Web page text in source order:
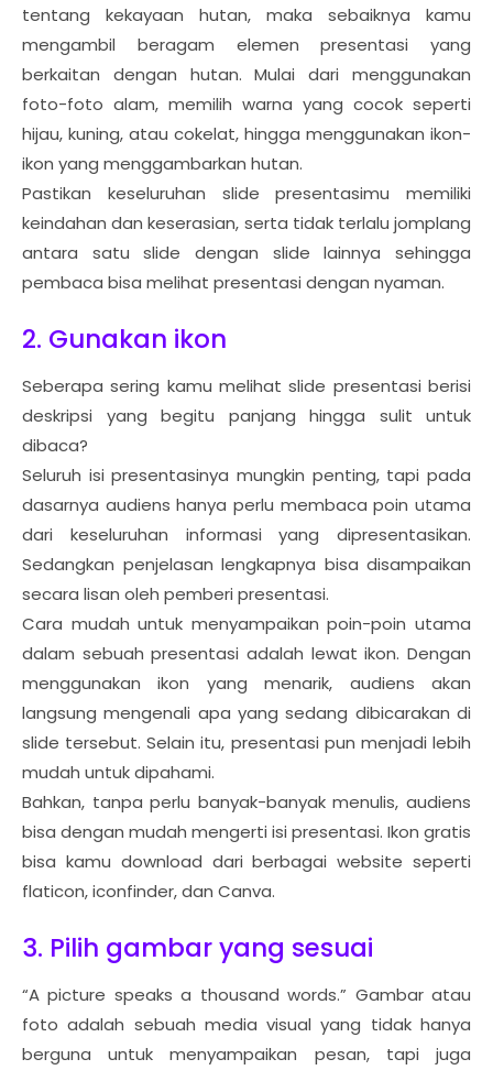
tentang kekayaan hutan, maka sebaiknya kamu
mengambil beragam elemen presentasi yang
berkaitan dengan hutan. Mulai dari menggunakan
foto-foto alam, memilih warna yang cocok seperti
hijau, kuning, atau cokelat, hingga menggunakan ikon-
ikon yang menggambarkan hutan.
Pastikan keseluruhan slide presentasimu memiliki
keindahan dan keserasian, serta tidak terlalu jomplang
antara satu slide dengan slide lainnya sehingga
pembaca bisa melihat presentasi dengan nyaman.
2. Gunakan ikon
Seberapa sering kamu melihat slide presentasi berisi
deskripsi yang begitu panjang hingga sulit untuk
dibaca?
Seluruh isi presentasinya mungkin penting, tapi pada
dasarnya audiens hanya perlu membaca poin utama
dari keseluruhan informasi yang dipresentasikan.
Sedangkan penjelasan lengkapnya bisa disampaikan
secara lisan oleh pemberi presentasi.
Cara mudah untuk menyampaikan poin-poin utama
dalam sebuah presentasi adalah lewat ikon. Dengan
menggunakan ikon yang menarik, audiens akan
langsung mengenali apa yang sedang dibicarakan di
slide tersebut. Selain itu, presentasi pun menjadi lebih
mudah untuk dipahami.
Bahkan, tanpa perlu banyak-banyak menulis, audiens
bisa dengan mudah mengerti isi presentasi. Ikon gratis
bisa kamu download dari berbagai website seperti
flaticon, iconfinder, dan Canva.
3. Pilih gambar yang sesuai
“A picture speaks a thousand words.” Gambar atau
foto adalah sebuah media visual yang tidak hanya
berguna untuk menyampaikan pesan, tapi juga